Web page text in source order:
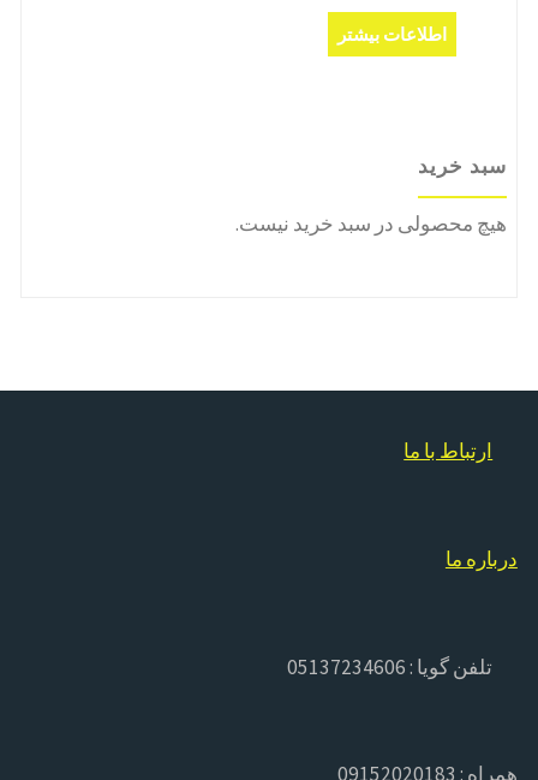
اطلاعات بیشتر
سبد خرید
هیچ محصولی در سبد خرید نیست.
ارتباط با ما
درباره ما
تلفن گویا : 05137234606
همراه : 09152020183